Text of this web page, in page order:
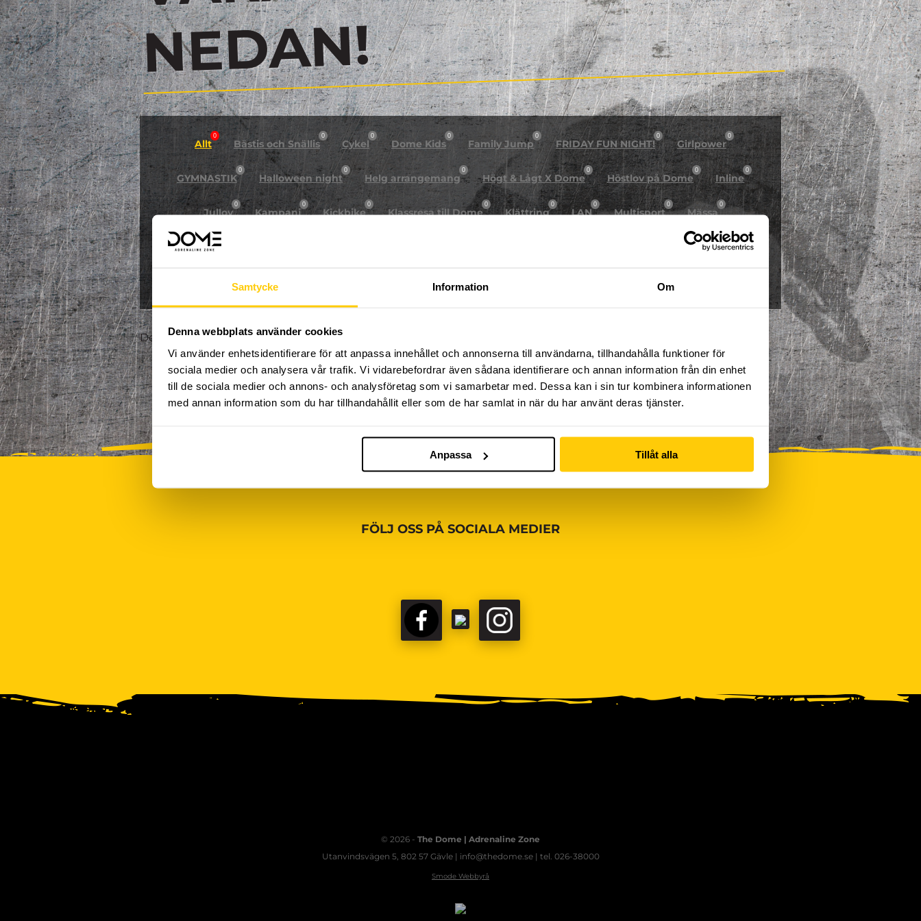
Samtycke Information Om
Denna webbplats använder cookies
Vi använder enhetsidentifierare för att anpassa innehållet och annonserna till användarna, tillhandahålla funktioner för
sociala medier och analysera vår trafik. Vi vidarebefordrar även sådana identifierare och annan information från din enhet
till de sociala medier och annons- och analysföretag som vi samarbetar med. Dessa kan i sin tur kombinera informationen
med annan information som du har tillhandahållit eller som de har samlat in när du har använt deras tjänster.
Anpassa Tillåt alla
N!
Allt
0
Bästis och Snällis
0
Cykel
0
Dome Kids
0
Family Jump
0
FRIDAY FUN NIGHT!
0
Girlpower
0
GYMNASTIK
0
Halloween night
0
Helg arrangemang
0
Högt & Lågt X Dome
0
Höstlov på Dome
0
Inline
0
Jullov
0
Kampanj
0
Kickbike
0
Klassresa till Dome
0
Klättring
0
LAN
0
Multisport
0
Mässa
0
NPF-Träning Skidor/Snowboard
0
Summercamp
Det finns tyvärr inte några aktiviteter ännu, vänligen kom tillbaka senare!
FÖLJ OSS PÅ SOCIALA MEDIER
FACEBOOKTIKTOK
© 2026 - The Dome | Adrenaline Zone
Utanvindsvägen 5, 802 57 Gävle | info@thedome.se | tel. 026-38000
Smode Webbyrå